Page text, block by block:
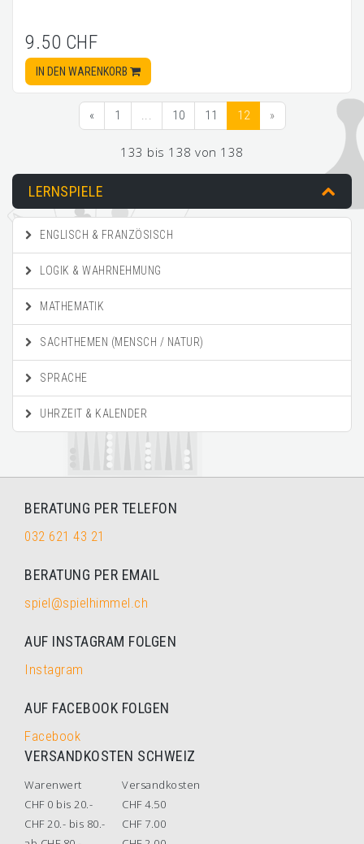
9.50 CHF
IN DEN WARENKORB
« 1 ... 10 11 12 »
133 bis 138 von 138
LERNSPIELE
ENGLISCH & FRANZÖSISCH
LOGIK & WAHRNEHMUNG
MATHEMATIK
SACHTHEMEN (MENSCH / NATUR)
SPRACHE
UHRZEIT & KALENDER
BERATUNG PER TELEFON
032 621 43 21
BERATUNG PER EMAIL
spiel@spielhimmel.ch
AUF INSTAGRAM FOLGEN
Instagram
AUF FACEBOOK FOLGEN
Facebook
VERSANDKOSTEN SCHWEIZ
Warenwert
Versandkosten
CHF 0 bis 20.-
CHF 4.50
CHF 20.- bis 80.-
CHF 7.00